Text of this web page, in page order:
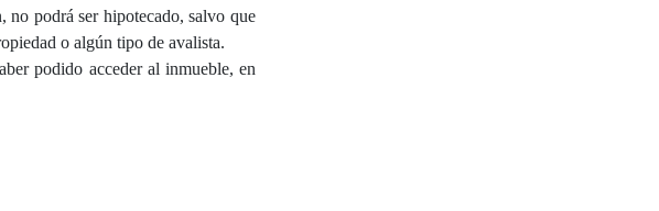
podrá ser hipotecado, salvo que
o algún tipo de avalista.
podido acceder al inmueble, en